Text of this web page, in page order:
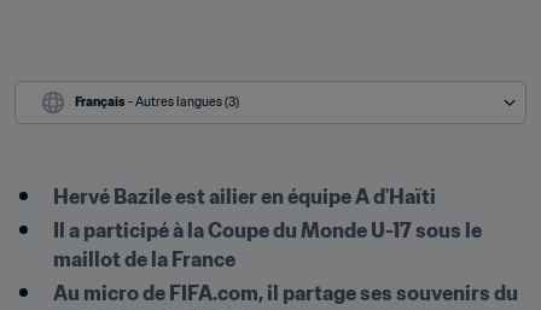
Français - Autres langues (3)
Hervé Bazile est ailier en équipe A d'Haïti
Il a participé à la Coupe du Monde U-17 sous le
maillot de la France
Au micro de FIFA.com, il partage ses souvenirs du